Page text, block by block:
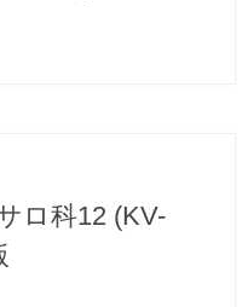
ロ科12 (KV-